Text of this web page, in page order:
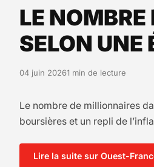
LE
SELON UNE
04 juin 20261 min de lecture
Le nombre de millionnaires
boursières et un repli de
Lire la suite sur Ouest-